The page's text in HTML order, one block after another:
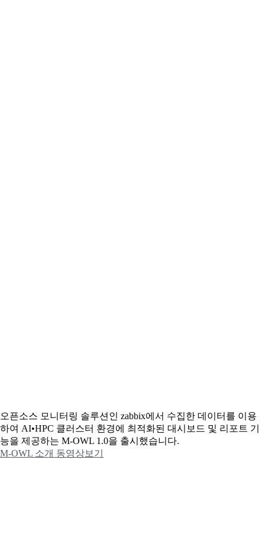
오픈소스 모니터링 솔루션인 zabbix에서 수집한 데이터를 이용
하여 AI•HPC 클러스터 환경에 최적화된 대시보드 및 리포트 기
능을 제공하는 M-OWL 1.0을 출시했습니다.
M-OWL 소개 동영상보기